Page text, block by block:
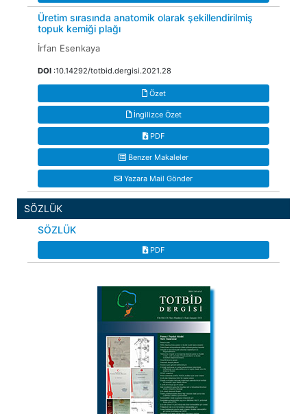
Üretim sırasında anatomik olarak şekillendirilmiş
topuk kemiği plağı
İrfan Esenkaya
DOI :10.14292/totbid.dergisi.2021.28
Özet
İngilizce Özet
PDF
Benzer Makaleler
Yazara Mail Gönder
SÖZLÜK
SÖZLÜK
PDF